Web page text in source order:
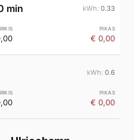
min 0.33
€ 0,00
0.6
€ 0,00